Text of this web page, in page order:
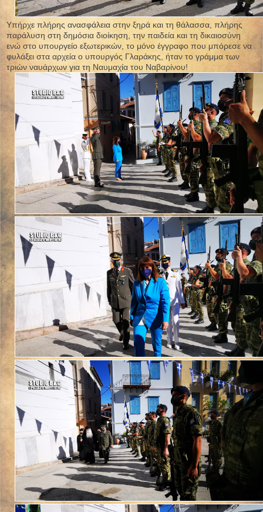
Υπήρχε πλήρης ανασφάλεια στην ξηρά και τη θάλασσα, πλήρης
παράλυση στη δημόσια διοίκηση, την παιδεία και τη δικαιοσύνη
ενώ στο υπουργείο εξωτερικών, το μόνο έγγραφο που μπόρεσε να
φυλάξει στα αρχεία ο υπουργός Γλαράκης, ήταν το γράμμα των
τριών ναυάρχων για τη Ναυμαχία του Ναβαρίνου!